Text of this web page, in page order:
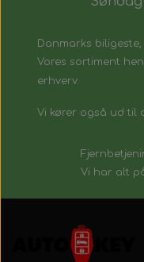
Danmarks
Vores sortiment
erhverv.
Vi kører også ud til
Vi har alt